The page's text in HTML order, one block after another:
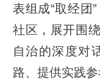
表组成“取经团
社区，展开围
自治的深度对
路、提供实践参